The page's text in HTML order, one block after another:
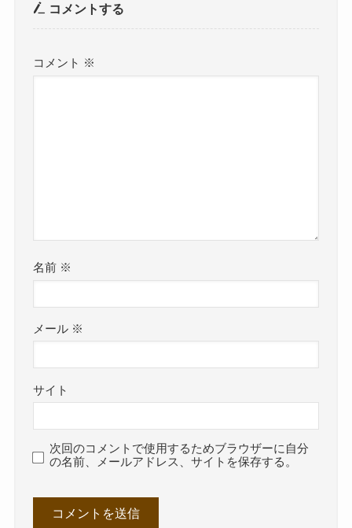
コメントする
コメント ※
名前 ※
メール ※
サイト
次回のコメントで使用するためブラウザーに自分
の名前、メールアドレス、サイトを保存する。